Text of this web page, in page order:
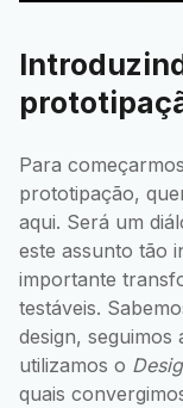
Para
prototipação,
aqui. Será um
este assunto tão
importante
testáveis.
design, seguimos
utilizamos o
quais